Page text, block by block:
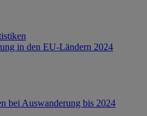
in den EU-Ländern 2024
bei Auswanderung bis 2024